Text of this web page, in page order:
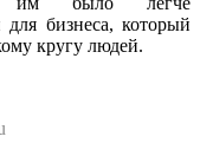
бизнеса, который
кругу людей.